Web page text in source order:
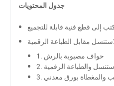
جدول المحتويات
إلى قطع فنية قابلة للتجميع
مقابل الطباعة الرقمية
1. حواف مصبوبة بالرش
والطباعة الرقمية
والمغطاة بورق معدني